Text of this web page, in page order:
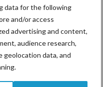
data for the following
and/or access
advertising and content,
audience research,
geolocation data, and
Fokkerij